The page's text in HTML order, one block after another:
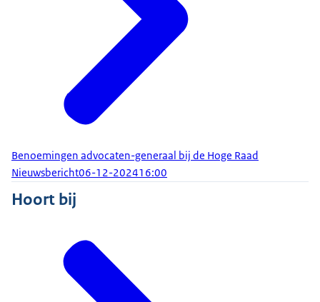
Benoemingen advocaten-generaal bij de Hoge Raad
Nieuwsbericht06-12-202416:00
Hoort bij